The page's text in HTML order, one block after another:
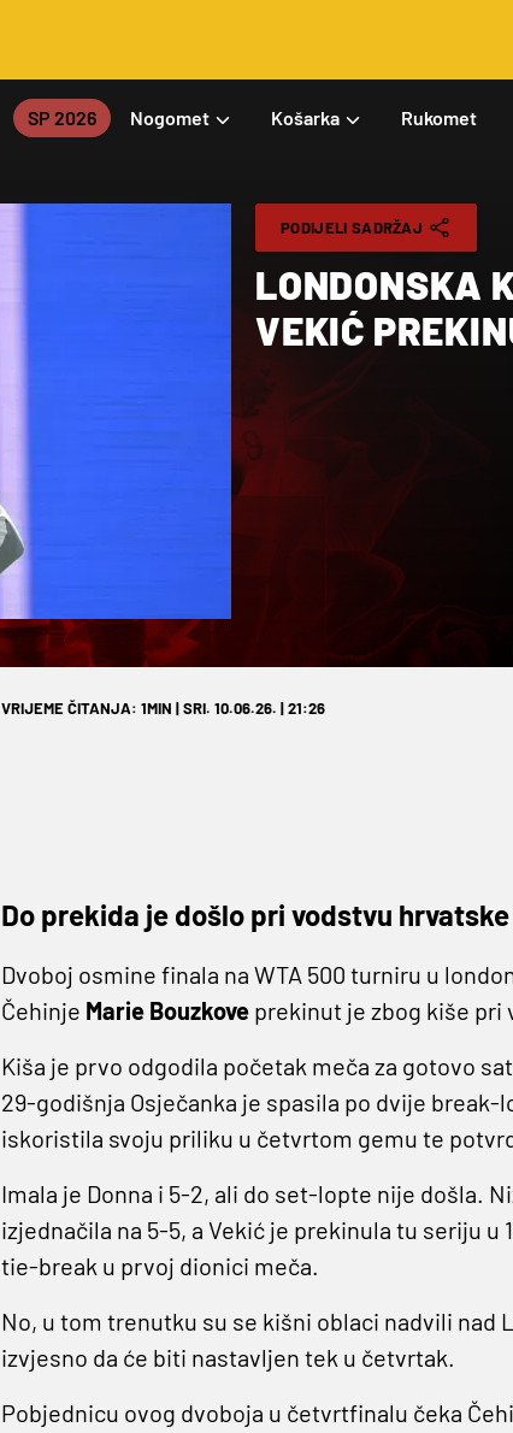
SP 2026 Nogomet Košarka Rukomet
PODIJELI SADRŽAJ
LONDONSKA
VEKIĆ
VRIJEME ČITANJA: 1MIN | SRI. 10.06.26. | 21:26
Do prekida je došlo pri vodstvu
Dvoboj osmine finala na WTA 500 turniru u
Čehinje Marie Bouzkove prekinut je zbog kiše
Kiša je prvo odgodila početak meča za gotovo
29-godišnja Osječanka je spasila po dvije
iskoristila svoju priliku u četvrtom gemu te
Imala je Donna i 5-2, ali do set-lopte nije došla.
izjednačila na 5-5, a Vekić je prekinula tu seriju
tie-break u prvoj dionici meča.
No, u tom trenutku su se kišni oblaci nadvili
izvjesno da će biti nastavljen tek u četvrtak.
Pobjednicu ovog dvoboja u četvrtfinalu čeka